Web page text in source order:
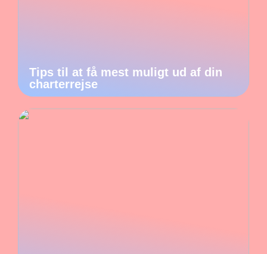
Tips til at få mest muligt ud af din
charterrejse